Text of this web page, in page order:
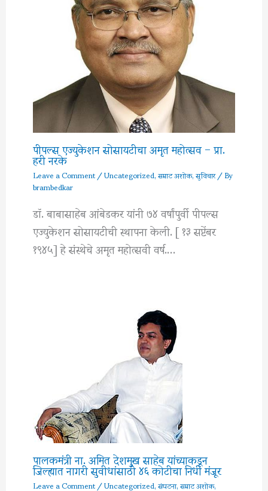
पीपल्स एज्युकेशन सोसायटीचा अमृत महोत्सव – प्रा.
हरी नरके
Leave a Comment/Uncategorized,सम्राट अशोक,सुविचार/ By
brambedkar
डॉ. बाबासाहेब आंबेडकर यांनी ७४ वर्षांपुर्वी पीपल्स
एज्युकेशन सोसायटीची स्थापना केली. [ १३ सप्टेंबर
१९४५] हे संस्थेचे अमृत महोत्सवी वर्ष.…
पालकमंत्री ना. अमित देशमुख साहेब यांच्याकडून
जिल्ह्यात नागरी सुवीधांसाठी ४६ कोटीचा निधी मंजूर
Leave a Comment/Uncategorized,संघटना,सम्राट अशोक,